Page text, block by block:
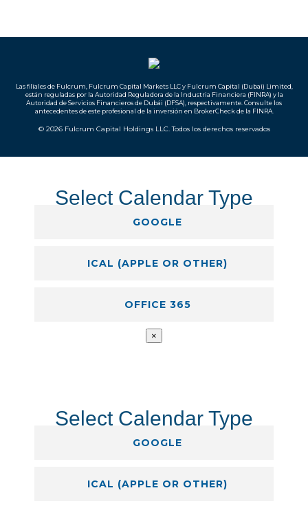
Las filiales de Fulcrum, Fulcrum Capital Markets LLC y Fulcrum Capital (Dubai) Limited,
están reguladas por la Autoridad Reguladora de la Industria Financiera (FINRA) y la
Autoridad de Servicios Financieros de Dubái (DFSA), respectivamente. Consulte los
antecedentes de este profesional de la inversión en BrokerCheck de la FINRA.
© 2026 Fulcrum Capital Holdings LLC. Todos los derechos reservados
Select Calendar Type
GOOGLE
ICAL (APPLE OR OTHER)
OFFICE 365
×
Select Calendar Type
GOOGLE
ICAL (APPLE OR OTHER)